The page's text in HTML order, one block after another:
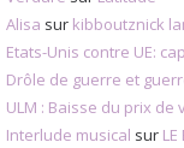
Alisa sur kibboutznick
Etats-Unis contre UE:
Drôle de guerre et
ULM : Baisse du prix de
Interlude musical sur